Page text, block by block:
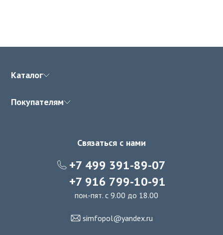
Каталог
Покупателям
Связаться с нами
+7 499 391-89-07
+7 916 799-10-91
пон.-пят. с 9.00 до 18.00
simfopol@yandex.ru